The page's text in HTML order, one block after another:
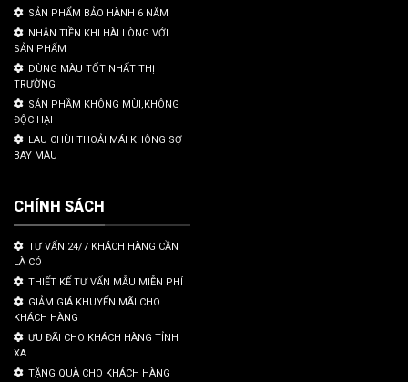
SẢN PHẨM BẢO HÀNH 6 NĂM
NHẬN TIỀN KHI HÀI LÒNG VỚI
SẢN PHẨM
DÙNG MÀU TỐT NHẤT THỊ
TRƯỜNG
SẢN PHẦM KHÔNG MÙI,KHÔNG
ĐỘC HẠI
LAU CHÙI THOẢI MÁI KHÔNG SỢ
BAY MÀU
CHÍNH SÁCH
TƯ VẤN 24/7 KHÁCH HÀNG CẦN
LÀ CÓ
THIẾT KẾ TƯ VẤN MẪU MIỄN PHÍ
GIẢM GIÁ KHUYẾN MÃI CHO
KHÁCH HÀNG
ƯU ĐÃI CHO KHÁCH HÀNG TỈNH
XA
TẶNG QUÀ CHO KHÁCH HÀNG